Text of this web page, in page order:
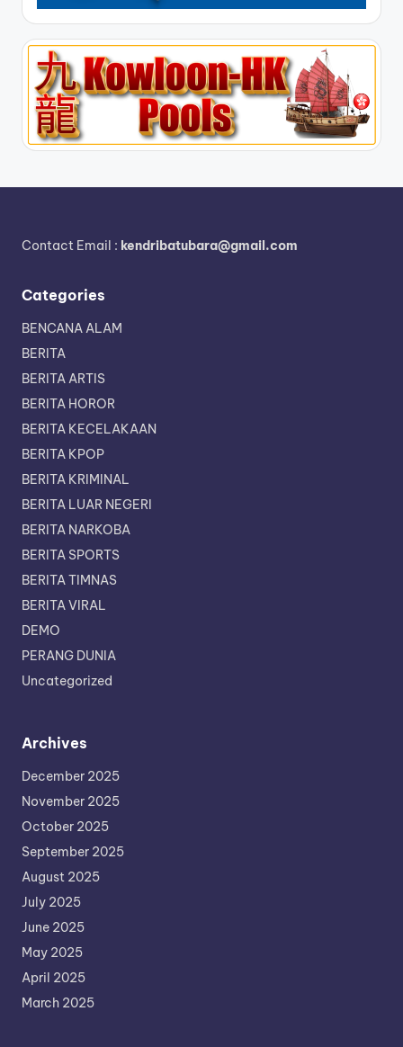
Contact Email : kendribatubara@gmail.com
Categories
BENCANA ALAM
BERITA
BERITA ARTIS
BERITA HOROR
BERITA KECELAKAAN
BERITA KPOP
BERITA KRIMINAL
BERITA LUAR NEGERI
BERITA NARKOBA
BERITA SPORTS
BERITA TIMNAS
BERITA VIRAL
DEMO
PERANG DUNIA
Uncategorized
Archives
December 2025
November 2025
October 2025
September 2025
August 2025
July 2025
June 2025
May 2025
April 2025
March 2025